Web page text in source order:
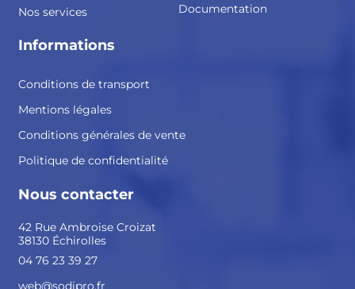
Nos services
Documentation
Informations
Conditions de transport
Mentions légales
Conditions générales de vente
Politique de confidentialité
Nous contacter
42 Rue Ambroise Croizat
38130 Échirolles
04 76 23 39 27
web@sodipro.fr